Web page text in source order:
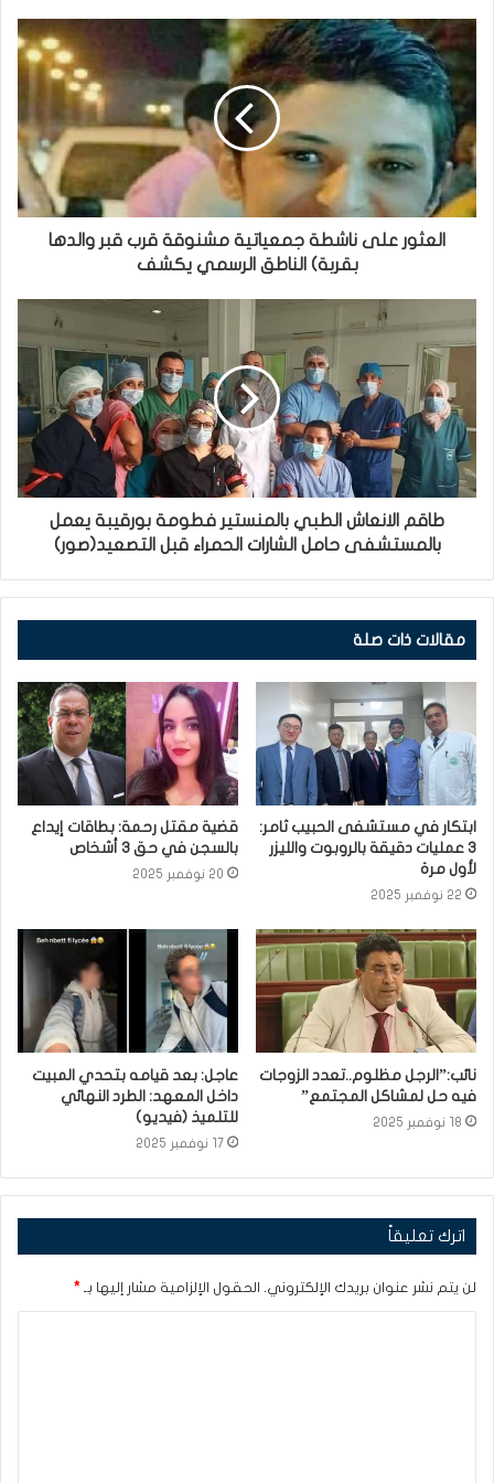
العثور على ناشطة جمعياتية مشنوقة قرب قبر والدها
بقربة) الناطق الرسمي يكشف
طاقم الانعاش الطبي بالمنستير فطومة بورقيبة يعمل
بالمستشفى حامل الشارات الحمراء قبل التصعيد(صور)
مقالات ذات صلة
ابتكار في مستشفى الحبيب ثامر:
3 عمليات دقيقة بالروبوت والليزر
لأول مرة
22 نوفمبر 2025
قضية مقتل رحمة: بطاقات إيداع
بالسجن في حق 3 أشخاص
20 نوفمبر 2025
نائب:”الرجل مظلوم..تعدد الزوجات
فيه حل لمشاكل المجتمع”
18 نوفمبر 2025
عاجل: بعد قيامه بتحدي المبيت
داخل المعهد: الطرد النهائي
للتلميذ (فيديو)
17 نوفمبر 2025
اترك تعليقاً
لن يتم نشر عنوان بريدك الإلكتروني. الحقول الإلزامية مشار إليها بـ *